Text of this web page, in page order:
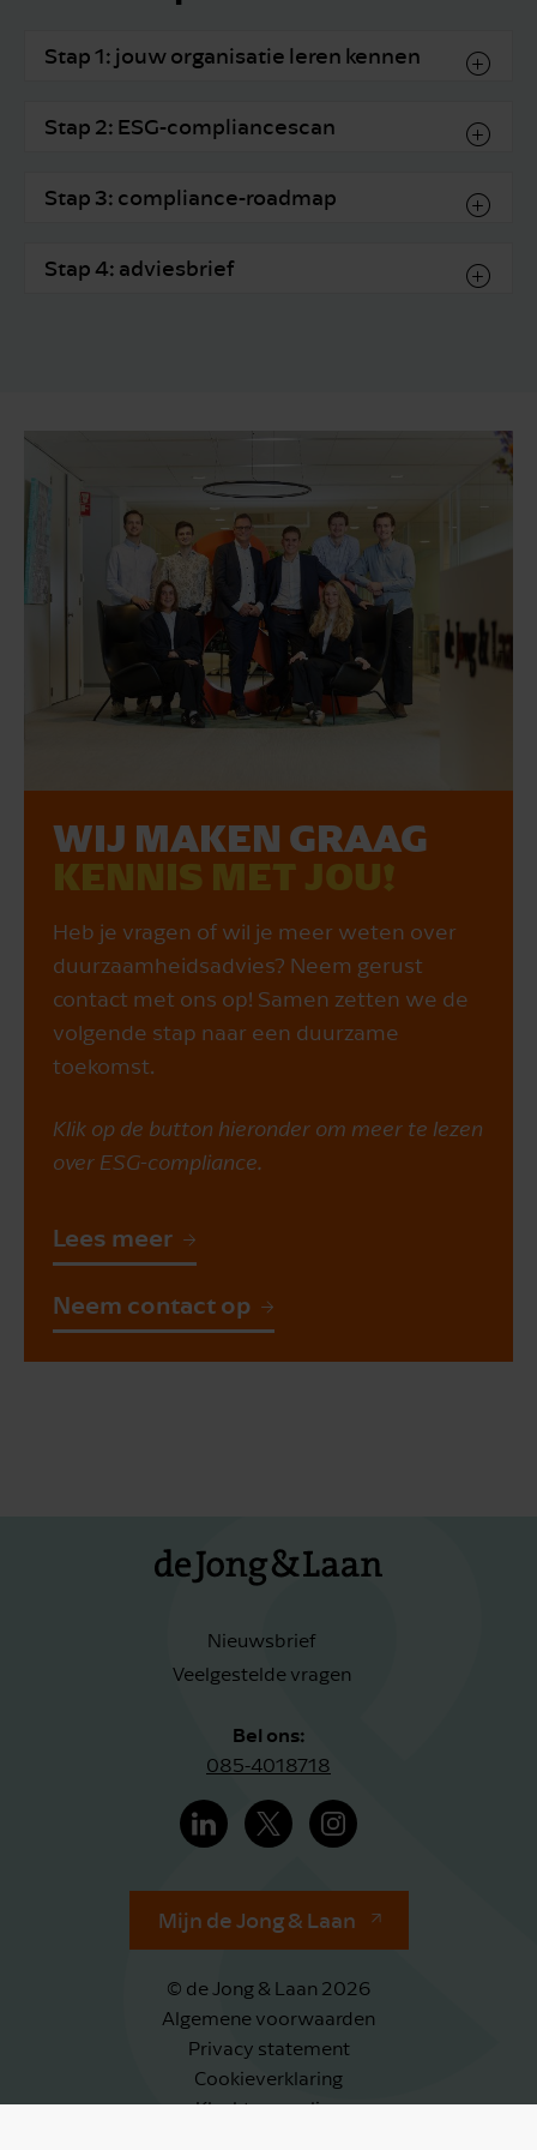
Stap 1: jouw organisatie leren kennen
Stap 2: ESG-compliancescan
Stap 3: compliance-roadmap
Stap 4: adviesbrief
WIJ MAKEN GRAAG
KENNIS MET JOU!
Heb je vragen of wil je meer weten over
duurzaamheidsadvies? Neem gerust
contact met ons op! Samen zetten we de
volgende stap naar een duurzame
toekomst.
Klik op de button hieronder om meer te lezen
over ESG-compliance.
Lees meer
Neem contact op
Nieuwsbrief
Veelgestelde vragen
Bel ons:
085-4018718
Mijn de Jong & Laan
© de Jong & Laan 2026
Algemene voorwaarden
Privacy statement
Cookieverklaring
Klachtenregeling